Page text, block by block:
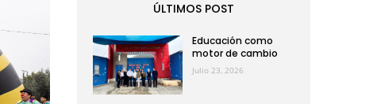
ÚLTIMOS POST
Educación como
motor de cambio
Julio 23, 2026